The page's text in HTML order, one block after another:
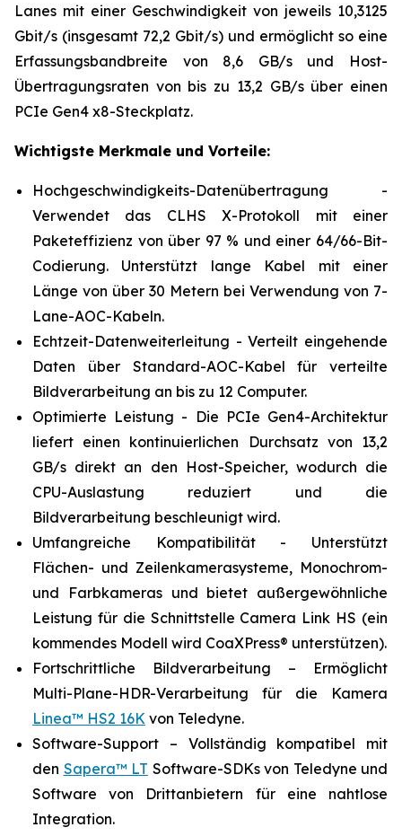
Lanes mit einer Geschwindigkeit von jeweils 10,3125
Gbit/s (insgesamt 72,2 Gbit/s) und ermöglicht so eine
Erfassungsbandbreite von 8,6 GB/s und Host-
Übertragungsraten von bis zu 13,2 GB/s über einen
PCIe Gen4 x8-Steckplatz.
Wichtigste Merkmale und Vorteile:
Hochgeschwindigkeits-Datenübertragung -
Verwendet das CLHS X-Protokoll mit einer
Paketeffizienz von über 97 % und einer 64/66-Bit-
Codierung. Unterstützt lange Kabel mit einer
Länge von über 30 Metern bei Verwendung von 7-
Lane-AOC-Kabeln.
Echtzeit-Datenweiterleitung - Verteilt eingehende
Daten über Standard-AOC-Kabel für verteilte
Bildverarbeitung an bis zu 12 Computer.
Optimierte Leistung - Die PCIe Gen4-Architektur
liefert einen kontinuierlichen Durchsatz von 13,2
GB/s direkt an den Host-Speicher, wodurch die
CPU-Auslastung reduziert und die
Bildverarbeitung beschleunigt wird.
Umfangreiche Kompatibilität - Unterstützt
Flächen- und Zeilenkamerasysteme, Monochrom-
und Farbkameras und bietet außergewöhnliche
Leistung für die Schnittstelle Camera Link HS (ein
kommendes Modell wird CoaXPress® unterstützen).
Fortschrittliche Bildverarbeitung – Ermöglicht
Multi-Plane-HDR-Verarbeitung für die Kamera
Linea™ HS2 16K von Teledyne.
Software-Support – Vollständig kompatibel mit
den Sapera™ LT Software-SDKs von Teledyne und
Software von Drittanbietern für eine nahtlose
Integration.